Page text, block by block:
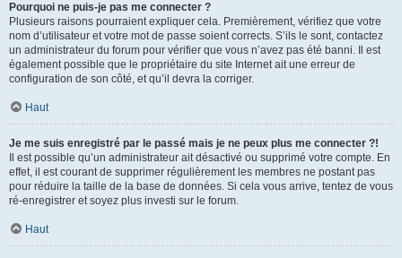
Pourquoi ne puis-je pas me connecter ?
Plusieurs raisons pourraient expliquer cela. Premièrement, vérifiez que votre
nom d’utilisateur et votre mot de passe soient corrects. S’ils le sont, contactez
un administrateur du forum pour vérifier que vous n’avez pas été banni. Il est
également possible que le propriétaire du site Internet ait une erreur de
configuration de son côté, et qu’il devra la corriger.
Haut
Je me suis enregistré par le passé mais je ne peux plus me connecter ?!
Il est possible qu’un administrateur ait désactivé ou supprimé votre compte. En
effet, il est courant de supprimer régulièrement les membres ne postant pas
pour réduire la taille de la base de données. Si cela vous arrive, tentez de vous
ré-enregistrer et soyez plus investi sur le forum.
Haut